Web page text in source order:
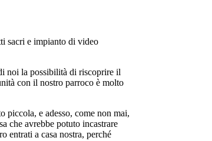
sacri e impianto di video
noi la possibilità di riscoprire il
con il nostro parroco è molto
piccola, e adesso, come non mai,
che avrebbe potuto incastrare
entrati a casa nostra, perché